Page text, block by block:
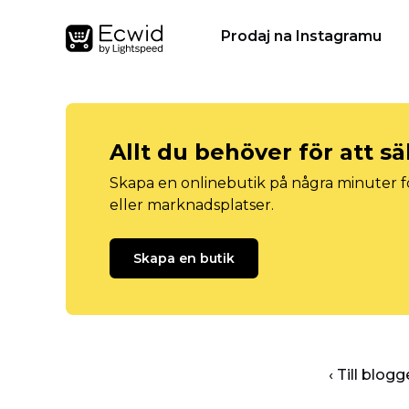
Prodaj na Instagramu
Allt du behöver för att
Skapa en onlinebutik på några minuter
eller marknadsplatser.
Skapa en butik
‹ Till